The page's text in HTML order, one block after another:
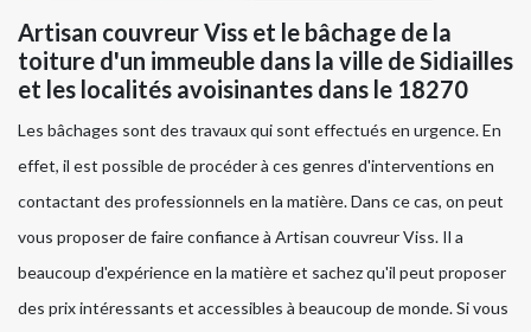
Artisan couvreur Viss et le bâchage de la
toiture d'un immeuble dans la ville de Sidiailles
et les localités avoisinantes dans le 18270
Les bâchages sont des travaux qui sont effectués en urgence. En
effet, il est possible de procéder à ces genres d'interventions en
contactant des professionnels en la matière. Dans ce cas, on peut
vous proposer de faire confiance à Artisan couvreur Viss. Il a
beaucoup d'expérience en la matière et sachez qu'il peut proposer
des prix intéressants et accessibles à beaucoup de monde. Si vous